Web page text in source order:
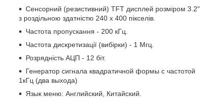
Сенсорний (резистивний) TFT дисплей розміром 3.2"
з роздільною здатністю 240 x 400 пікселів.
Частота пропускання - 200 кГц.
Частота дискретизації (вибірки) - 1 Мгц.
Розрядність АЦП - 12 біт.
Генератор сигнала квадратичной формы с частотой
1кГц (два выхода)
Язык меню: Английский, Китайский.